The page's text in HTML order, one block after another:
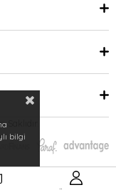
bilgi